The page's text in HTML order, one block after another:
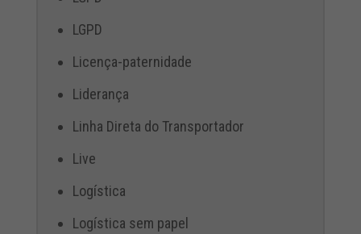
LGPD
Licença-paternidade
Liderança
Linha Direta do Transportador
Live
Logística
Logística sem papel